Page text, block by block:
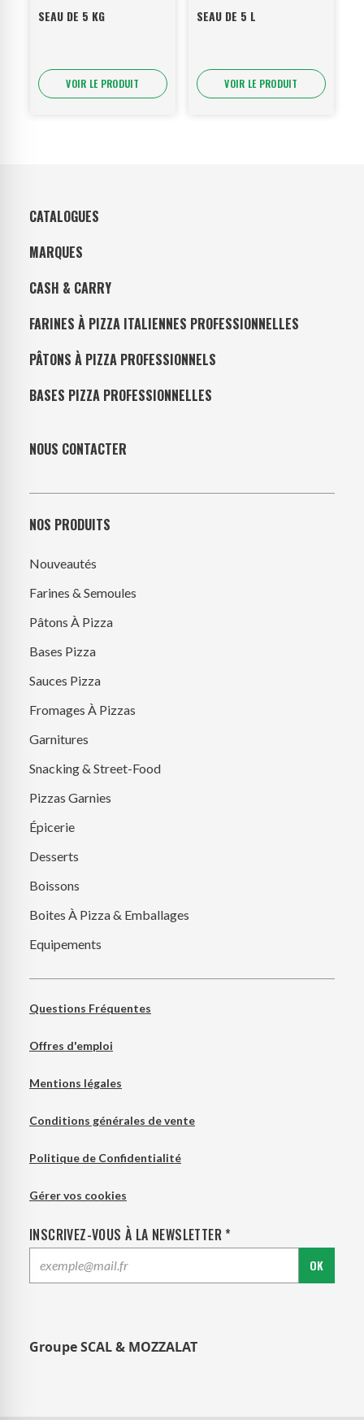
SEAU DE 5 KG
VOIR LE PRODUIT
SEAU DE 5 L
VOIR LE PRODUIT
CATALOGUES
MARQUES
CASH & CARRY
FARINES À PIZZA ITALIENNES PROFESSIONNELLES
PÂTONS À PIZZA PROFESSIONNELS
BASES PIZZA PROFESSIONNELLES
NOUS CONTACTER
NOS PRODUITS
Nouveautés
Farines & Semoules
Pâtons À Pizza
Bases Pizza
Sauces Pizza
Fromages À Pizzas
Garnitures
Snacking & Street-Food
Pizzas Garnies
Épicerie
Desserts
Boissons
Boites À Pizza & Emballages
Equipements
Questions Fréquentes
Offres d'emploi
Mentions légales
Conditions générales de vente
Politique de Confidentialité
Gérer vos cookies
INSCRIVEZ-VOUS À LA NEWSLETTER *
OK
Groupe SCAL & MOZZALAT